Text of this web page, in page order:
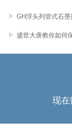
GH浮头列管式石
盛世大唐教你如何
现在